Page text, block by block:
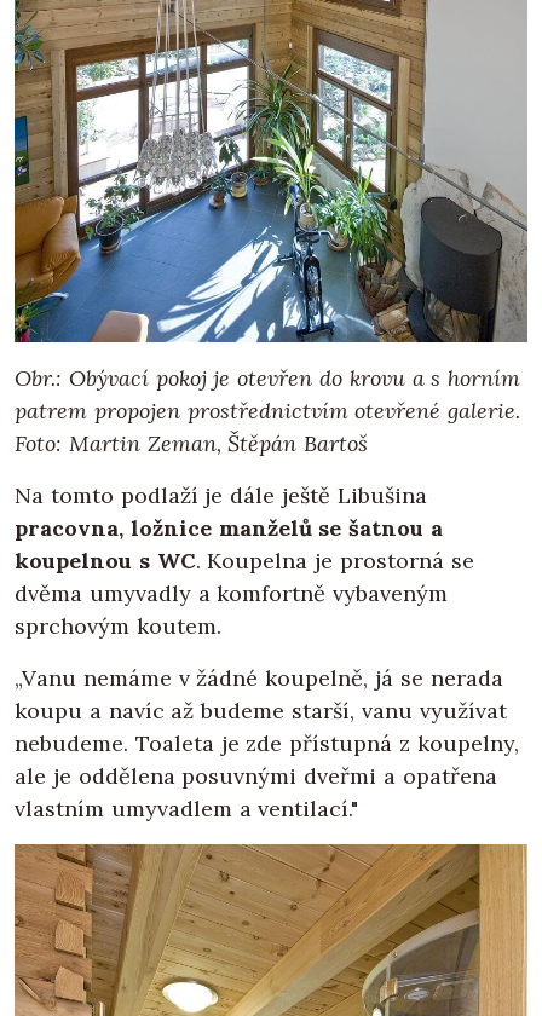
Obr.: Obývací pokoj je otevřen do krovu a s horním
patrem propojen prostřednictvím otevřené galerie.
Foto: Martin Zeman, Štěpán Bartoš
Na tomto podlaží je dále ještě Libušina
pracovna, ložnice manželů se šatnou a
koupelnou s WC. Koupelna je prostorná se
dvěma umyvadly a komfortně vybaveným
sprchovým koutem.
„Vanu nemáme v žádné koupelně, já se nerada
koupu a navíc až budeme starší, vanu využívat
nebudeme. Toaleta je zde přístupná z koupelny,
ale je oddělena posuvnými dveřmi a opatřena
vlastním umyvadlem a ventilací."